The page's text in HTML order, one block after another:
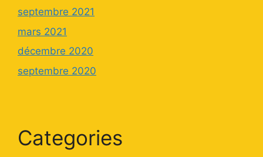
septembre 2021
mars 2021
décembre 2020
septembre 2020
Categories